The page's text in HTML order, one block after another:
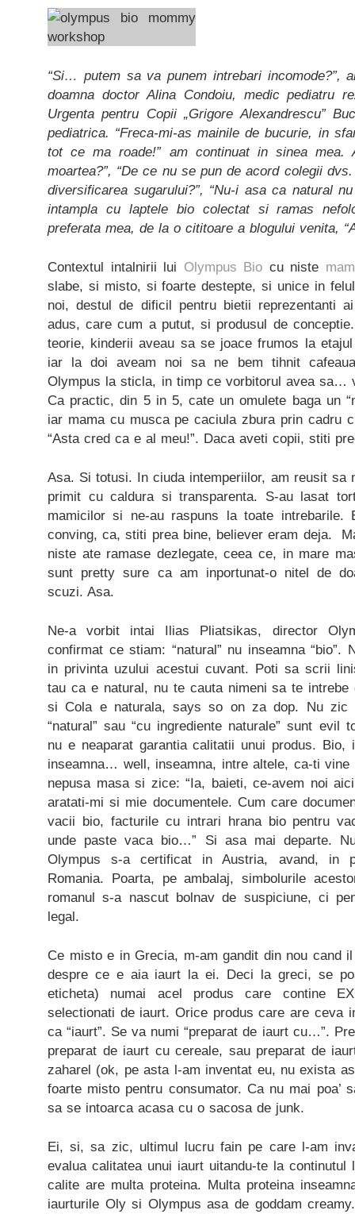
“Si… putem sa va punem intrebari incomode?”,
doamna doctor Alina Condoiu, medic pediatru
Urgenta pentru Copii „Grigore Alexandrescu”
pediatrica. “Freca-mi-as mainile de bucurie, in
tot ce ma roade!” am continuat in sinea mea.
moartea?”, “De ce nu se pun de acord colegii
diversificarea sugarului?”, “Nu-i asa ca natural
intampla cu laptele bio colectat si ramas
preferata mea, de la o cititoare a blogului venita,
Contextul intalnirii lui Olympus Bio cu niste
slabe, si misto, si foarte destepte, si unice in
noi, destul de dificil pentru bietii reprezentanti
adus, care cum a putut, si produsul de
teorie, kinderii aveau sa se joace frumos la
iar la doi aveam noi sa ne bem tihnit
Olympus la sticla, in timp ce vorbitorul avea sa…
Ca practic, din 5 in 5, cate un omulete baga un
iar mama cu musca pe caciula zbura prin cadru
“Asta cred ca e al meu!”. Daca aveti copii, stiti
Asa. Si totusi. In ciuda intemperiilor, am reusit sa
primit cu caldura si transparenta. S-au lasat
mamicilor si ne-au raspuns la toate
conving, ca, stiti prea bine, believer eram deja.
niste ate ramase dezlegate, ceea ce, in mare
sunt pretty sure ca am inportunat-o nitel de
scuzi. Asa.
Ne-a vorbit intai Ilias Pliatsikas, director
confirmat ce stiam: “natural” nu inseamna “bio”.
in privinta uzului acestui cuvant. Poti sa scrii
tau ca e natural, nu te cauta nimeni sa te
si Cola e naturala, says so on za dop. Nu zic
“natural” sau “cu ingrediente naturale” sunt evil
nu e neaparat garantia calitatii unui produs.
inseamna… well, inseamna, intre altele, ca-ti vine
nepusa masa si zice: “Ia, baieti, ce-avem noi
aratati-mi si mie documentele. Cum care
vacii bio, facturile cu intrari hrana bio pentru
unde paste vaca bio…” Si asa mai departe.
Olympus s-a certificat in Austria, avand, in
Romania. Poarta, pe ambalaj, simbolurile
romanul s-a nascut bolnav de suspiciune, ci
legal.
Ce misto e in Grecia, m-am gandit din nou cand
despre ce e aia iaurt la ei. Deci la greci, se
eticheta) numai acel produs care contine
selectionati de iaurt. Orice produs care are ceva
ca “iaurt”. Se va numi “preparat de iaurt cu…”.
preparat de iaurt cu cereale, sau preparat de
zaharel (ok, pe asta l-am inventat eu, nu exista
foarte misto pentru consumator. Ca nu mai poa’
sa se intoarca acasa cu o sacosa de junk.
Ei, si, sa zic, ultimul lucru fain pe care l-am
evalua calitatea unui iaurt uitandu-te la
calite are multa proteina. Multa proteina
iaurturile Oly si Olympus asa de goddam